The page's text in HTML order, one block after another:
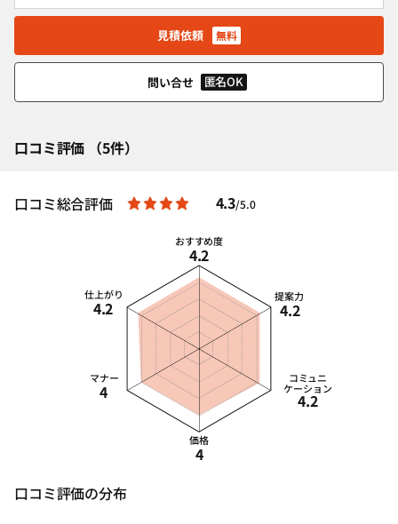
見積依頼 無料
問い合せ 匿名OK
口コミ評価 （5件）
口コミ総合評価 4.3/5.0
おすすめ度
4.2
提案力
4.2
コミュニ
ケーション
4.2
価格
4
マナー
4
仕上がり
4.2
口コミ評価の分布